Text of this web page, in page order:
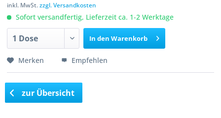
inkl. MwSt.zzgl. Versandkosten
Sofort versandfertig, Lieferzeit ca. 1-2 Werktage
In den Warenkorb
Merken Empfehlen
zur Übersicht